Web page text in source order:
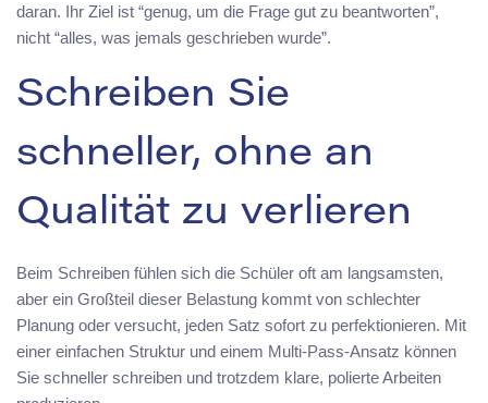
daran. Ihr Ziel ist “genug, um die Frage gut zu beantworten”,
nicht “alles, was jemals geschrieben wurde”.
Schreiben Sie
schneller, ohne an
Qualität zu verlieren
Beim Schreiben fühlen sich die Schüler oft am langsamsten,
aber ein Großteil dieser Belastung kommt von schlechter
Planung oder versucht, jeden Satz sofort zu perfektionieren. Mit
einer einfachen Struktur und einem Multi-Pass-Ansatz können
Sie schneller schreiben und trotzdem klare, polierte Arbeiten